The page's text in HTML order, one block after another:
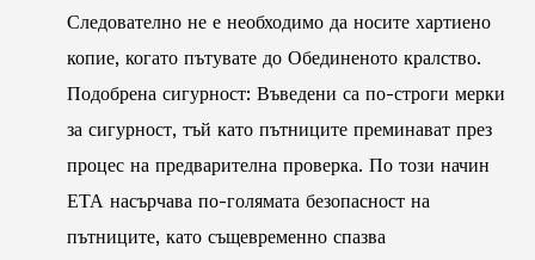
Следователно не е необходимо да носите хартиено
копие, когато пътувате до Обединеното кралство.
Подобрена сигурност: Въведени са по-строги мерки
за сигурност, тъй като пътниците преминават през
процес на предварителна проверка. По този начин
ЕТА насърчава по-голямата безопасност на
пътниците, като същевременно спазва